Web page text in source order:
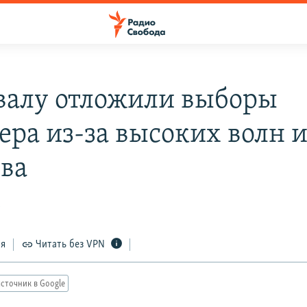
отложили выборы
из-за высоких волн и
Читать без VPN
в Google